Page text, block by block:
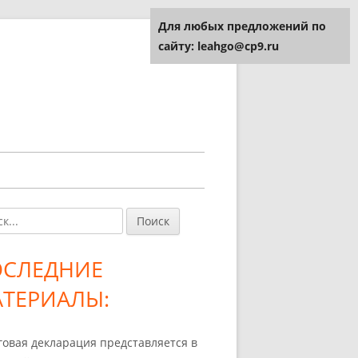
декларация представляется в
Для любых предложений по
сайту: leahgo@cp9.ru